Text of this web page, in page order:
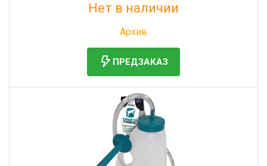
Нет в наличии
Архив
ПРЕДЗАКАЗ